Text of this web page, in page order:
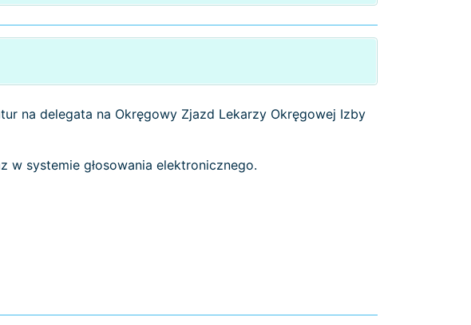
na delegata na Okręgowy Zjazd Lekarzy Okręgowej Izby
w systemie głosowania elektronicznego.